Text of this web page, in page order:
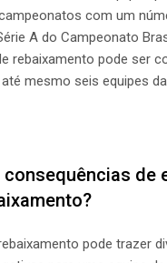
com um
A do Campeonato
rebaixamento pode ser
mesmo seis equipes
consequências de
pode trazer